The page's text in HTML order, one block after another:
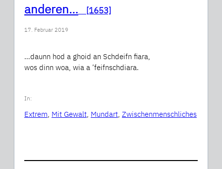
anderen… [1653]
17. Februar 2019
…daunn hod a ghoid an Schdeifn fiara,
wos dinn woa, wia a ’feifnschdiara.
In:
Extrem, Mit Gewalt, Mundart, Zwischenmenschliches